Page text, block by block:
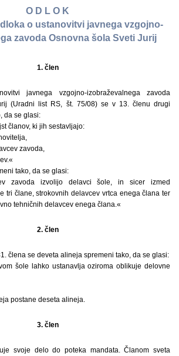
O D L O K
o ustanovitvi javnega vzgojno-
zavoda Osnovna šola Sveti Jurij
1. člen
javnega vzgojno-izobraževalnega zavoda
(Uradni list RS, št. 75/08) se v 13. členu drugi
da se glasi:
članov, ki jih sestavljajo:
zavoda,
tako, da se glasi:
zavoda izvolijo delavci šole, in sicer izmed
tri člane, strokovnih delavcev vrtca enega člana ter
tehničnih delavcev enega člana.«
2. člen
člena se deveta alineja spremeni tako, da se glasi:
šole lahko ustanavlja oziroma oblikuje delovne
postane deseta alineja.
3. člen
svoje delo do poteka mandata. Članom sveta